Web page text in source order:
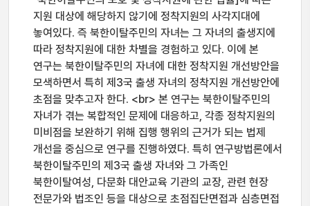
지원 대상에 해당하지 않기에 정착지원의 사각지대에
놓여있다. 즉 북한이탈주민의 자녀는 그 자녀의 출생지에
따라 정착지원에 대한 차별을 경험하고 있다. 이에 본
연구는 북한이탈주민의 자녀에 대한 정착지원 개선방안을
모색하면서 특히 제3국 출생 자녀의 정착지원 개선방안에
초점을 맞추고자 한다. <br> 본 연구는 북한이탈주민의
자녀가 겪는 복합적인 문제에 대응하고, 각종 정착지원의
미비점을 보완하기 위해 집행 행위의 근거가 되는 법제
개선을 중심으로 연구를 진행하였다. 특히 연구방법론에서
북한이탈주민의 제3국 출생 자녀와 그 가족인
북한이탈여성, 다문화 대안교육 기관의 교장, 관련 현장
전문가와 법조인 등을 대상으로 초점집단면접과 심층면접